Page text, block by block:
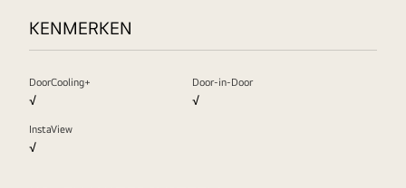
KENMERKEN
DoorCooling+
√
Door-in-Door
√
InstaView
√